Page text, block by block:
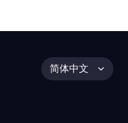
简体中文